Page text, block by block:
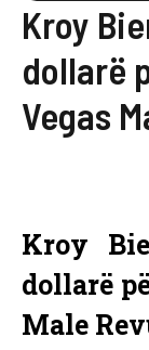
Kroy
dollarë
Vegas
Kroy
dollarë
Male